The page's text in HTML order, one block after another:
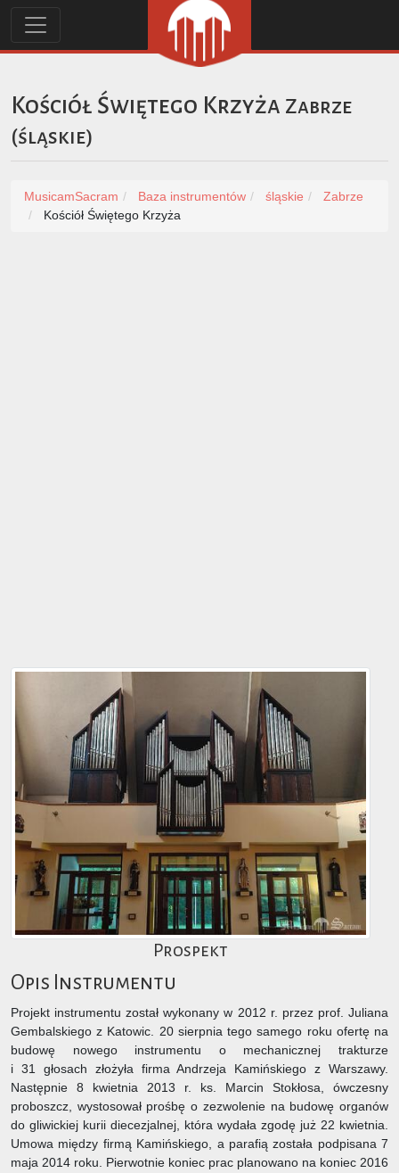
Kościół Świętego Krzyża Zabrze
(śląskie)
MusicamSacram Baza instrumentów śląskie
Zabrze
Kościół Świętego Krzyża
Prospekt
Opis Instrumentu
Projekt instrumentu został wykonany w 2012 r. przez prof. Juliana
Gembalskiego z Katowic. 20 sierpnia tego samego roku ofertę na
budowę nowego instrumentu o mechanicznej trakturze
i 31 głosach złożyła firma Andrzeja Kamińskiego z Warszawy.
Następnie 8 kwietnia 2013 r. ks. Marcin Stokłosa, ówczesny
proboszcz, wystosował prośbę o zezwolenie na budowę organów
do gliwickiej kurii diecezjalnej, która wydała zgodę już 22 kwietnia.
Umowa między firmą Kamińskiego, a parafią została podpisana 7
maja 2014 roku. Pierwotnie koniec prac planowano na koniec 2016